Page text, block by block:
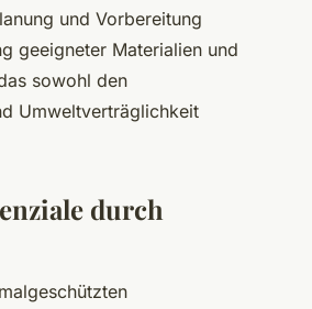
und Vorbereitung
geeigneter Materialien und
sowohl den
Umweltverträglichkeit
durch